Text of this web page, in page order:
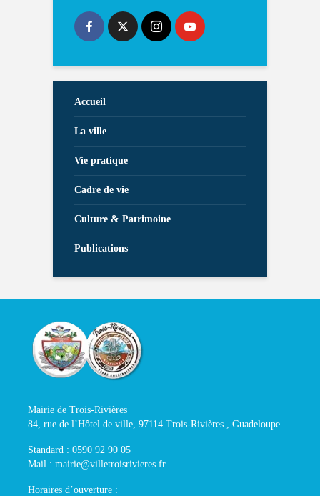
Accueil
La ville
Vie pratique
Cadre de vie
Culture & Patrimoine
Publications
Mairie de Trois-Rivières
84, rue de l’Hôtel de ville, 97114 Trois-Rivières , Guadeloupe
Standard : 0590 92 90 05
Mail : mairie@villetroisrivieres.fr
Horaires d’ouverture :